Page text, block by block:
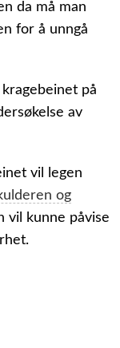
da må man
for å unngå
på
av
vil legen
og
vil kunne påvise